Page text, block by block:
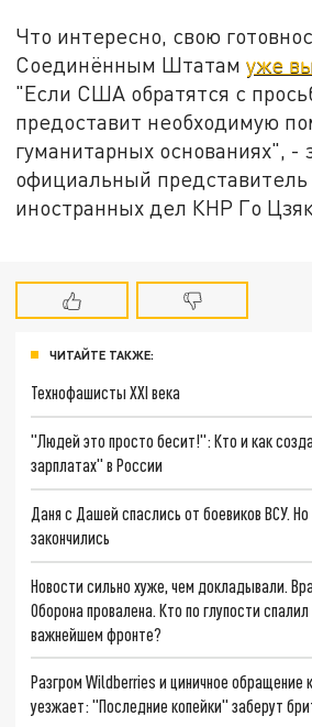
Что интересно, свою
Соединённым Штатамуже
"Если США обратятся с
предоставит необходимую
гуманитарных основаниях", -
официальный
иностранных дел КНР Го
ЧИТАЙТЕ ТАКЖЕ:
Технофашисты XXI века
"Людей это просто бесит!": Кто и как
зарплатах" в России
Даня с Дашей спаслись от боевиков ВСУ.
закончились
Новости сильно хуже, чем докладывали.
Оборона провалена. Кто по глупости
важнейшем фронте?
Разгром Wildberries и циничное обращение
уезжает: "Последние копейки" заберут